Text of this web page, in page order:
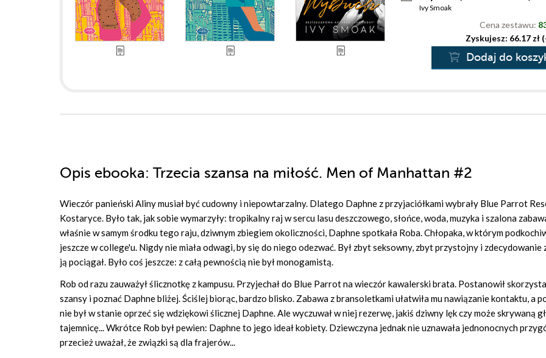
Ivy Smoak
Cena zestawu:
Zyskujesz: 66.17 zł
Dodaj do
Opis ebooka: Trzecia szansa na miłość. Men of Manhattan #2
Wieczór panieński Aliny musiał być cudowny i niepowtarzalny. Dlatego Daphne z przyjaciółkami wybrały Blue Parrot
Kostaryce. Było tak, jak sobie wymarzyły: tropikalny raj w sercu lasu deszczowego, słońce, woda, muzyka i szalona
właśnie w samym środku tego raju, dziwnym zbiegiem okoliczności, Daphne spotkała Roba. Chłopaka, w którym
jeszcze w college'u. Nigdy nie miała odwagi, by się do niego odezwać. Był zbyt seksowny, zbyt przystojny i zdecydowanie
ją pociągał. Było coś jeszcze: z całą pewnością nie był monogamistą.
Rob od razu zauważył ślicznotkę z kampusu. Przyjechał do Blue Parrot na wieczór kawalerski brata. Postanowił
szansy i poznać Daphne bliżej. Ściślej biorąc, bardzo blisko. Zabawa z bransoletkami ułatwiła mu nawiązanie kontaktu, a
nie był w stanie oprzeć się wdziękowi ślicznej Daphne. Ale wyczuwał w niej rezerwę, jakiś dziwny lęk czy może skrywaną
tajemnicę... Wkrótce Rob był pewien: Daphne to jego ideał kobiety. Dziewczyna jednak nie uznawała jednonocnych
przecież uważał, że związki są dla frajerów...